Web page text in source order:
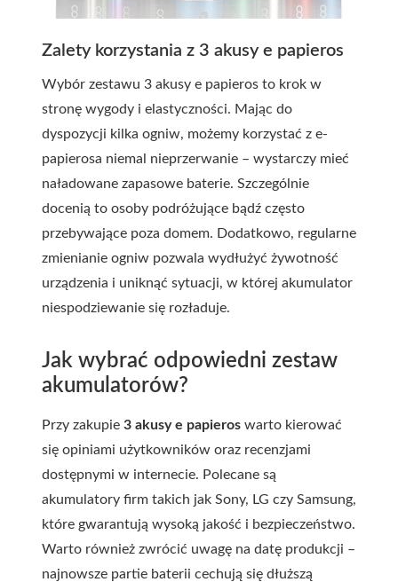
Zalety korzystania z 3 akusy e papieros
Wybór zestawu 3 akusy e papieros to krok w
stronę wygody i elastyczności. Mając do
dyspozycji kilka ogniw, możemy korzystać z e-
papierosa niemal nieprzerwanie – wystarczy mieć
naładowane zapasowe baterie. Szczególnie
docenią to osoby podróżujące bądź często
przebywające poza domem. Dodatkowo, regularne
zmienianie ogniw pozwala wydłużyć żywotność
urządzenia i uniknąć sytuacji, w której akumulator
niespodziewanie się rozładuje.
Jak wybrać odpowiedni zestaw
akumulatorów?
Przy zakupie 3 akusy e papieros warto kierować
się opiniami użytkowników oraz recenzjami
dostępnymi w internecie. Polecane są
akumulatory firm takich jak Sony, LG czy Samsung,
które gwarantują wysoką jakość i bezpieczeństwo.
Warto również zwrócić uwagę na datę produkcji –
najnowsze partie baterii cechują się dłuższą